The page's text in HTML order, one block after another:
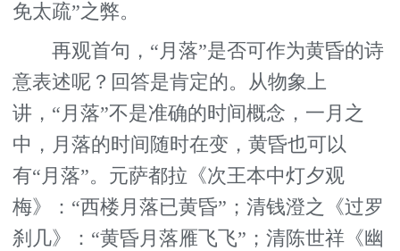
免太疏”之弊。
再观首句，“月落”是否可作为黄昏的诗
意表述呢？回答是肯定的。从物象上
讲，“月落”不是准确的时间概念，一月之
中，月落的时间随时在变，黄昏也可以
有“月落”。元萨都拉《次王本中灯夕观
梅》：“西楼月落已黄昏”；清钱澄之《过罗
刹几》：“黄昏月落雁飞飞”；清陈世祥《幽